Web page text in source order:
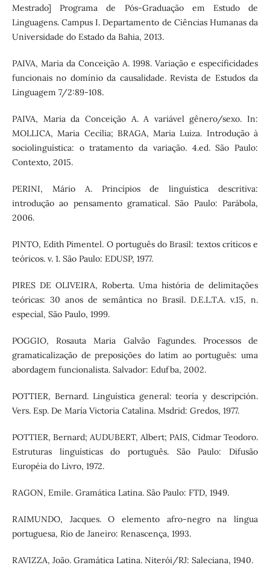
Mestrado] Programa de Pós-Graduação em Estudo de
Linguagens. Campus I. Departamento de Ciências Humanas da
Universidade do Estado da Bahia, 2013.
PAIVA, Maria da Conceição A. 1998. Variação e especificidades
funcionais no domínio da causalidade. Revista de Estudos da
Linguagem 7/2:89-108.
PAIVA, Maria da Conceição A. A variável gênero/sexo. In:
MOLLICA, Maria Cecília; BRAGA, Maria Luiza. Introdução à
sociolinguística: o tratamento da variação. 4.ed. São Paulo:
Contexto, 2015.
PERINI, Mário A. Princípios de linguística descritiva:
introdução ao pensamento gramatical. São Paulo: Parábola,
2006.
PINTO, Edith Pimentel. O português do Brasil: textos críticos e
teóricos. v. 1. São Paulo: EDUSP, 1977.
PIRES DE OLIVEIRA, Roberta. Uma história de delimitações
teóricas: 30 anos de semântica no Brasil. D.E.L.T.A. v.15, n.
especial, São Paulo, 1999.
POGGIO, Rosauta Maria Galvão Fagundes. Processos de
gramaticalização de preposições do latim ao português: uma
abordagem funcionalista. Salvador: Edufba, 2002.
POTTIER, Bernard. Linguística general: teoría y descripción.
Vers. Esp. De María Victoria Catalina. Msdrid: Gredos, 1977.
POTTIER, Bernard; AUDUBERT, Albert; PAIS, Cidmar Teodoro.
Estruturas linguísticas do português. São Paulo: Difusão
Européia do Livro, 1972.
RAGON, Emile. Gramática Latina. São Paulo: FTD, 1949.
RAIMUNDO, Jacques. O elemento afro-negro na língua
portuguesa, Rio de Janeiro: Renascença, 1993.
RAVIZZA, João. Gramática Latina. Niterói/RJ: Saleciana, 1940.